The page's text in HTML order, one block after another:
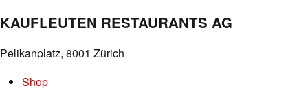
KAUFLEUTEN RESTAURANTS AG
Pelikanplatz, 8001 Zürich
Shop